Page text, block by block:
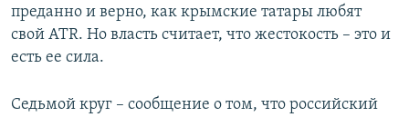
преданно и верно, как крымские татары любят
свой ATR. Но власть считает, что жестокость – это и
есть ее сила.
Седьмой круг – сообщение о том, что российский